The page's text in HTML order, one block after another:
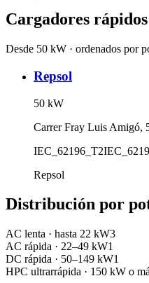
Cargadores
Desde 50 kW · ordenados por
Repsol
50 kW
Carrer Fray Luis Amigó,
IEC_62196_T2
Repsol
Distribución por
AC lenta · hasta 22 kW3
AC rápida · 22–49 kW1
DC rápida · 50–149 kW1
HPC ultrarrápida · 150 kW o